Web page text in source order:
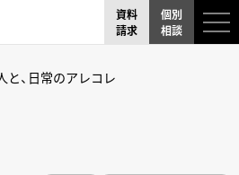
資料
請求
個別
相談
と、日常のアレコレ